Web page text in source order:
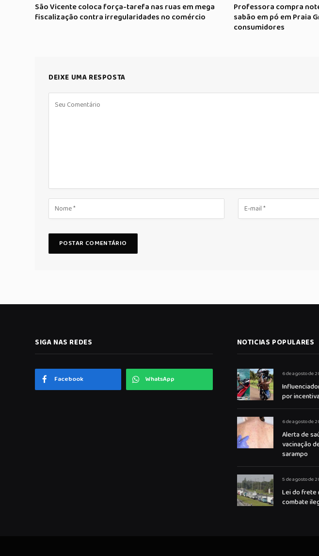
São Vicente coloca força-tarefa nas ruas em mega
fiscalização contra irregularidades no comércio
Professora compra
sabão em pó em Praia
consumidores
DEIXE UMA RESPOSTA
SIGA NAS REDES
Facebook WhatsApp
NOTICIAS POPULARES
6 de agosto de
por
6 de agosto de
Alerta de
vacinação
sarampo
5 de agosto de
Lei do frete
combate